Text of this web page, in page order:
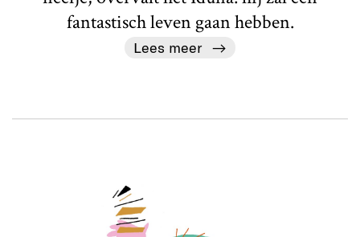
fantastisch leven gaan hebben.
Lees meer